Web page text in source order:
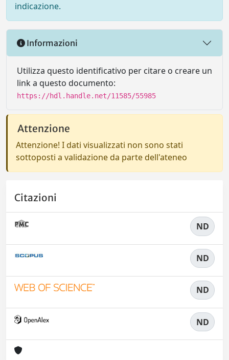
indicazione.
Informazioni
Utilizza questo identificativo per citare o creare un
link a questo documento:
https://hdl.handle.net/11585/55985
Attenzione
Attenzione! I dati visualizzati non sono stati
sottoposti a validazione da parte dell'ateneo
Citazioni
ND
ND
ND
ND